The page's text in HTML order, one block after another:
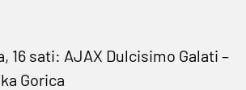
16 sati: AJAX Dulcisimo Galati –
Gorica